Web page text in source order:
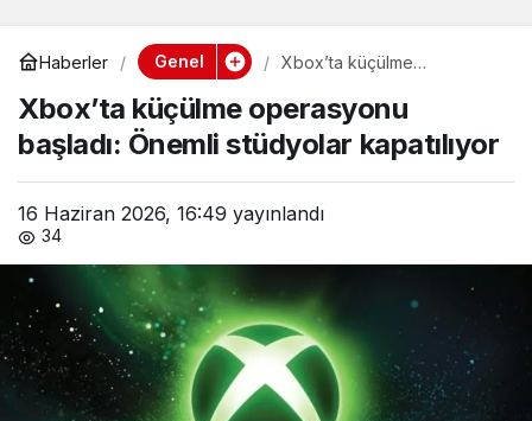
Haberler Genel
Xbox’ta küçülme
stüdyolar kapatılıyor
Xbox’ta küçülme operasyonu
başladı: Önemli stüdyolar kapatılıyor
16 Haziran 2026, 16:49 yayınlandı
34